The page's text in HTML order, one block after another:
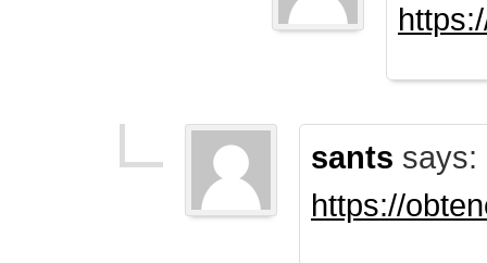
sants says:
https://